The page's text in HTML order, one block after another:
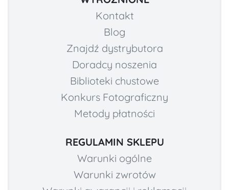
Kontakt
Blog
Znajdź dystrybutora
Doradcy noszenia
Biblioteki chustowe
Konkurs Fotograficzny
Metody płatności
REGULAMIN SKLEPU
Warunki ogólne
Warunki zwrotów